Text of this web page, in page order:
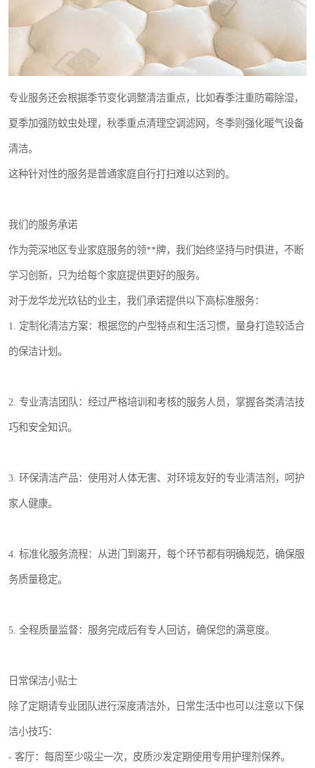
专业服务还会根据季节变化调整清洁重点，比如春季注重防霉除湿，
夏季加强防蚊虫处理，秋季重点清理空调滤网，冬季则强化暖气设备
清洁。
这种针对性的服务是普通家庭自行打扫难以达到的。
我们的服务承诺
作为莞深地区专业家庭服务的领**牌，我们始终坚持与时俱进，不断
学习创新，只为给每个家庭提供更好的服务。
对于龙华龙光玖钻的业主，我们承诺提供以下高标准服务：
1. 定制化清洁方案：根据您的户型特点和生活习惯，量身打造较适合
的保洁计划。
2. 专业清洁团队：经过严格培训和考核的服务人员，掌握各类清洁技
巧和安全知识。
3. 环保清洁产品：使用对人体无害、对环境友好的专业清洁剂，呵护
家人健康。
4. 标准化服务流程：从进门到离开，每个环节都有明确规范，确保服
务质量稳定。
5. 全程质量监督：服务完成后有专人回访，确保您的满意度。
日常保洁小贴士
除了定期请专业团队进行深度清洁外，日常生活中也可以注意以下保
洁小技巧：
- 客厅：每周至少吸尘一次，皮质沙发定期使用专用护理剂保养。